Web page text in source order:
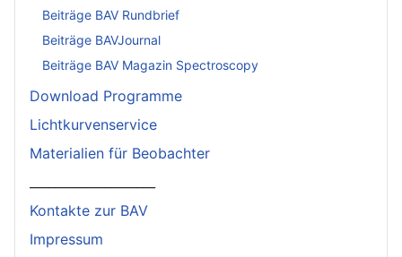
Beiträge BAV Rundbrief
Beiträge BAVJournal
Beiträge BAV Magazin Spectroscopy
Download Programme
Lichtkurvenservice
Materialien für Beobachter
Kontakte zur BAV
Impressum